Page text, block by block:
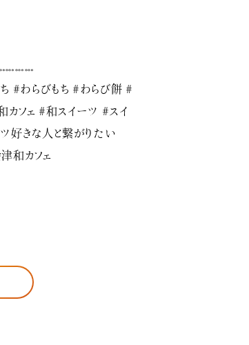
#わらびもち #わらび餅 #
カフェ #和スイーツ #スイ
好きな人と繋がりたい
カフェ